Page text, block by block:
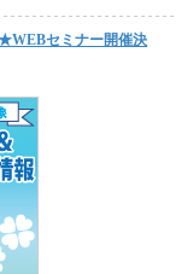
★WEBセミナー開催決